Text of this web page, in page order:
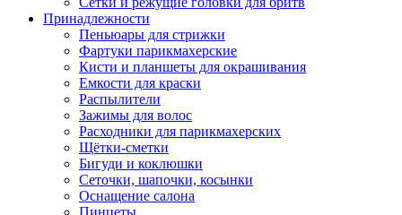
Принадлежности
Пеньюары для стрижки
Фартуки парикмахерские
Кисти и планшеты для окрашивания
Емкости для краски
Распылители
Зажимы для волос
Расходники для парикмахерских
Щётки-сметки
Бигуди и коклюшки
Сеточки, шапочки, косынки
Оснащение салона
Пинцеты